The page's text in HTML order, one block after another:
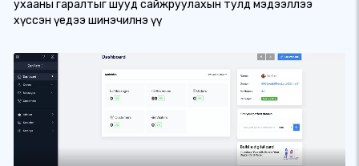
ухааны гаралтыг шууд сайжруулахын тулд мэдээллээ
хүссэн үедээ шинэчилнэ үү